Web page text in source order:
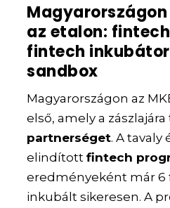
Magyarországon
az etalon:
fintech
sandbox
Magyarországon az
első, amely a
partnerséget. A tavaly
elindítottfintech
eredményeként már
inkubált sikeresen. A